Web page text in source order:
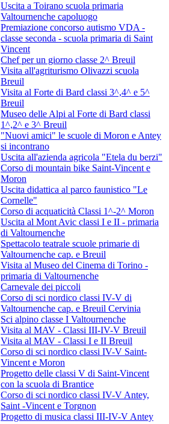
Uscita a Toirano scuola primaria
Valtournenche capoluogo
Premiazione concorso autismo VDA -
classe seconda - scuola primaria di Saint
Vincent
Chef per un giorno classe 2^ Breuil
Visita all'agriturismo Olivazzi scuola
Breuil
Visita al Forte di Bard classi 3^,4^ e 5^
Breuil
Museo delle Alpi al Forte di Bard classi
1^,2^ e 3^ Breuil
"Nuovi amici" le scuole di Moron e Antey
si incontrano
Uscita all'azienda agricola "Etela du berzi"
Corso di mountain bike Saint-Vincent e
Moron
Uscita didattica al parco faunistico "Le
Cornelle"
Corso di acquaticità Classi 1^-2^ Moron
Uscita al Mont Avic classi I e II - primaria
di Valtournenche
Spettacolo teatrale scuole primarie di
Valtournenche cap. e Breuil
Visita al Museo del Cinema di Torino -
primaria di Valtournenche
Carnevale dei piccoli
Corso di sci nordico classi IV-V di
Valtournenche cap. e Breuil Cervinia
Sci alpino classe I Valtournenche
Visita al MAV - Classi III-IV-V Breuil
Visita al MAV - Classi I e II Breuil
Corso di sci nordico classi IV-V Saint-
Vincent e Moron
Progetto delle classi V di Saint-Vincent
con la scuola di Brantice
Corso di sci nordico classi IV-V Antey,
Saint -Vincent e Torgnon
Progetto di musica classi III-IV-V Antey